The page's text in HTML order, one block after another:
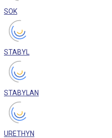
SOK
STABYL
STABYLAN
URETHYN